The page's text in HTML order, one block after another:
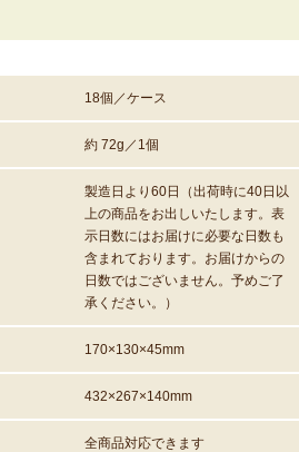
18個／ケース
約 72g／1個
製造日より60日（出荷時に40日以
上の商品をお出しいたします。表
示日数にはお届けに必要な日数も
含まれております。お届けからの
日数ではございません。予めご了
承ください。）
170×130×45mm
432×267×140mm
全商品対応できます